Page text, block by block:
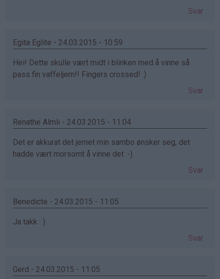
Svar
Egita Eglite - 24.03.2015 - 10:59
Hei! Dette skulle vært midt i blinken med å vinne så
pass fin vaffeljern!! Fingers crossed! :)
Svar
Renathe Almli - 24.03.2015 - 11:04
Det er akkurat det jernet min sambo ønsker seg, det
hadde vært morsomt å vinne det :-)
Svar
Benedicte - 24.03.2015 - 11:05
Ja takk : )
Svar
Gerd - 24.03.2015 - 11:05